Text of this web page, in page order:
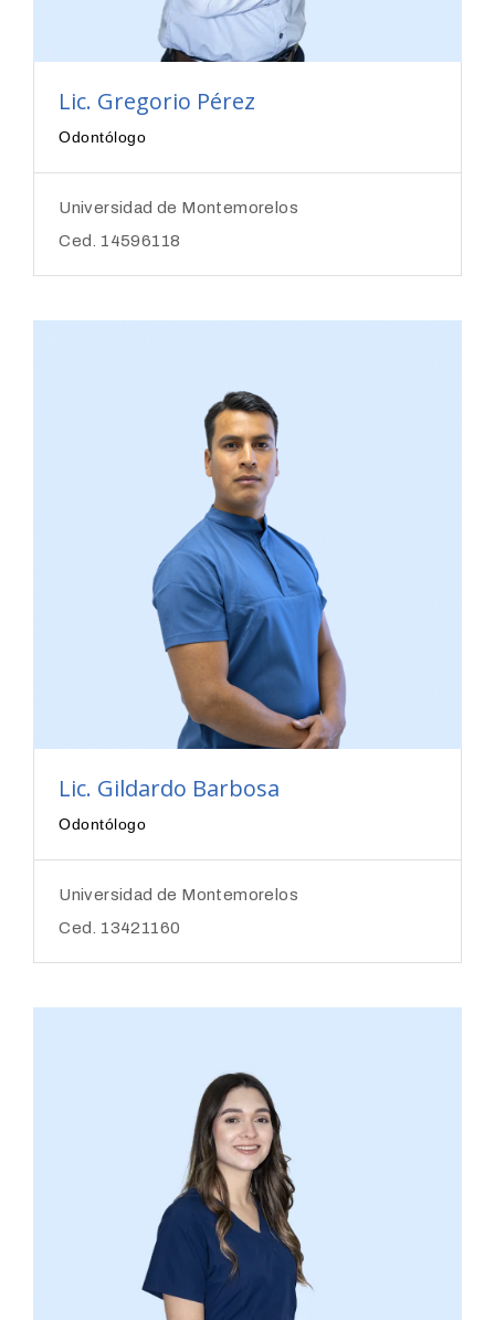
Lic. Gregorio Pérez
Odontólogo
Universidad de Montemorelos
Ced. 14596118
Lic. Gildardo Barbosa
Odontólogo
Universidad de Montemorelos
Ced. 13421160